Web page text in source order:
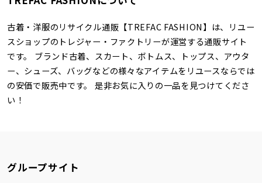
古着・洋服のリサイクル通販【TREFAC FASHION】は、リユー
スショップのトレジャー・ファクトリーが運営する通販サイト
です。 ブランド古着、スカート、ボトムス、トップス、アウタ
ー、シューズ、バッグなどの様々なアイテムをリユースならでは
の安価で販売中です。 是非お気に入りの一品を見つけてくださ
い！
グループサイト